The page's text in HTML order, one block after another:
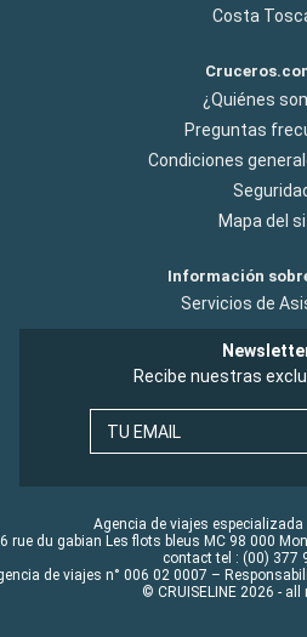
Costa
¿Quiénes
Preguntas
Condiciones
Mapa del
Información
Servicios de
Recibe nuestras
TU EMAIL
Agencia de viajes especializada
rue du gabian Les flots bleus MC 98 000
contact tel : (00) 377
de viajes n° 006 02 0007 –
© CRUISELINE 2026 -